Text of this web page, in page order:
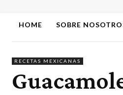
HOME SOBRE
RECETAS MEXICANAS